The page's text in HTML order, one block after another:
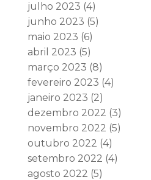
julho 2023 (4)
junho 2023 (5)
maio 2023 (6)
abril 2023 (5)
março 2023 (8)
fevereiro 2023 (4)
janeiro 2023 (2)
dezembro 2022 (3)
novembro 2022 (5)
outubro 2022 (4)
setembro 2022 (4)
agosto 2022 (5)